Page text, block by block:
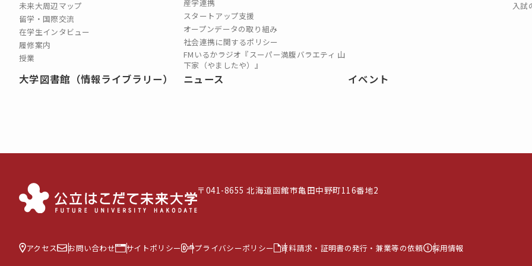
未来大周辺マップ
留学・国際交流
在学生インタビュー
履修案内
授業
産学連携
スタートアップ支援
オープンデータの取り組み
社会連携に関するポリシー
FMいるかラジオ『スーパー満腹バラエティ 山
下家（やましたや）』
入試
大学図書館（情報ライブラリー） ニュース イベント
〒041-8655 北海道函館市亀田中野町116番地2
アクセス お問い合わせ サイトポリシー プライバシーポリシー 資料請求・証明書の発行・兼業等の依頼 採用情報